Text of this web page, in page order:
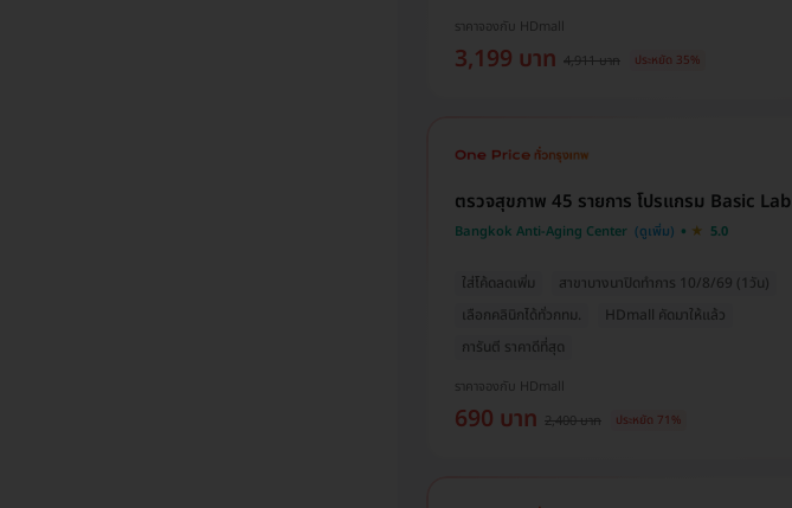
ราคาจองกับ HDmall
3,199 บาท 4,911 บาท ประหยัด 35%
ใส่โค้ดลดเพิ่ม
สาขาบางนาปิดทำการ 10/8/69 (1วัน)
เลือกคลินิกได้ทั่วกทม.
HDmall คัดมาให้แล้ว
การันตี ราคาดีที่สุด
ตรวจสุขภาพ 45 รายการ โปรแกรม Basic Lab
Bangkok Anti-Aging Center 5.0
ราคาจองกับ HDmall
690 บาท 2,400 บาท ประหยัด 71%